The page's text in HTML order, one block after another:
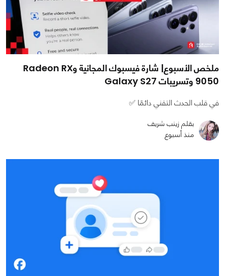
ملخص الأسبوع| شارة فيسبوك المجانية وRadeon RX
9050 وتسريبات Galaxy S27
في قلب الحدث التقني دائمًا ✅
بقلم زينب شريف
منذ أسبوع